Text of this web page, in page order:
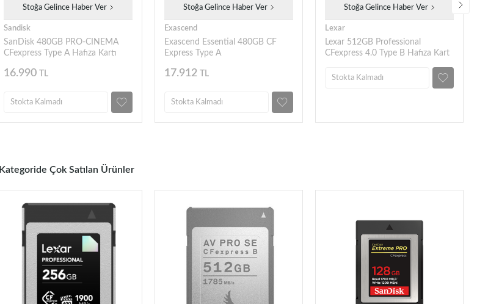
Stoğa Gelince Haber Ver
Sandisk
SanDisk 480GB PRO-CINEMA
CFexpress Type A Hafıza Kartı
16.990 TL
Stokta Kalmadı
Stoğa Gelince Haber Ver
Exascend
Exascend Essential 480GB CF
Express Type A
17.912 TL
Stokta Kalmadı
Stoğa Gelince Haber Ver
Lexar
Lexar 512GB Professional
CFexpress 4.0 Type B Hafıza Kart
Stokta Kalmadı
Kategoride Çok Satılan Ürünler